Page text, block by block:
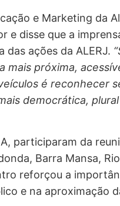
e Marketing da
e disse que a
das ações da ALERJ.
mais próxima,
é reconhecer
democrática,
participaram da
Barra Mansa,
reforçou a
e na aproximação